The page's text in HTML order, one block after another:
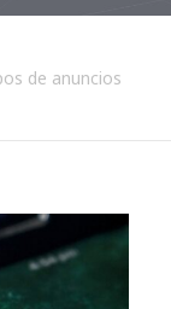
de anuncios